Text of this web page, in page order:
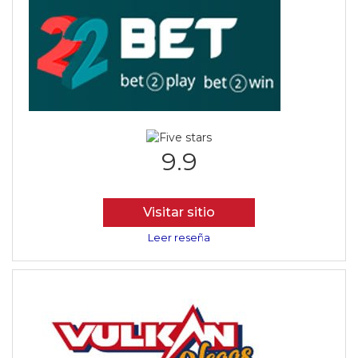
9.9
Visitar sitio
Leer reseña